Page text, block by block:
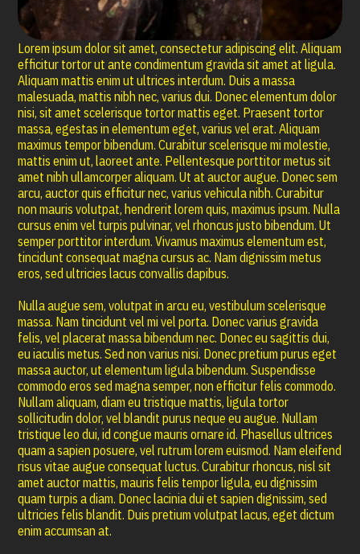
Lorem ipsum dolor sit amet, consectetur adipiscing elit. Aliquam
efficitur tortor ut ante condimentum gravida sit amet at ligula.
Aliquam mattis enim ut ultrices interdum. Duis a massa
malesuada, mattis nibh nec, varius dui. Donec elementum dolor
nisi, sit amet scelerisque tortor mattis eget. Praesent tortor
massa, egestas in elementum eget, varius vel erat. Aliquam
maximus tempor bibendum. Curabitur scelerisque mi molestie,
mattis enim ut, laoreet ante. Pellentesque porttitor metus sit
amet nibh ullamcorper aliquam. Ut at auctor augue. Donec sem
arcu, auctor quis efficitur nec, varius vehicula nibh. Curabitur
non mauris volutpat, hendrerit lorem quis, maximus ipsum. Nulla
cursus enim vel turpis pulvinar, vel rhoncus justo bibendum. Ut
semper porttitor interdum. Vivamus maximus elementum est,
tincidunt consequat magna cursus ac. Nam dignissim metus
eros, sed ultricies lacus convallis dapibus.
Nulla augue sem, volutpat in arcu eu, vestibulum scelerisque
massa. Nam tincidunt vel mi vel porta. Donec varius gravida
felis, vel placerat massa bibendum nec. Donec eu sagittis dui,
eu iaculis metus. Sed non varius nisi. Donec pretium purus eget
massa auctor, ut elementum ligula bibendum. Suspendisse
commodo eros sed magna semper, non efficitur felis commodo.
Nullam aliquam, diam eu tristique mattis, ligula tortor
sollicitudin dolor, vel blandit purus neque eu augue. Nullam
tristique leo dui, id congue mauris ornare id. Phasellus ultrices
quam a sapien posuere, vel rutrum lorem euismod. Nam eleifend
risus vitae augue consequat luctus. Curabitur rhoncus, nisl sit
amet auctor mattis, mauris felis tempor ligula, eu dignissim
quam turpis a diam. Donec lacinia dui et sapien dignissim, sed
ultricies felis blandit. Duis pretium volutpat lacus, eget dictum
enim accumsan at.